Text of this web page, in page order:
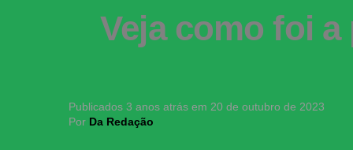
Veja como foi
Publicados 3 anos atrás em 20 de outubro de 2023
Por Da Redação